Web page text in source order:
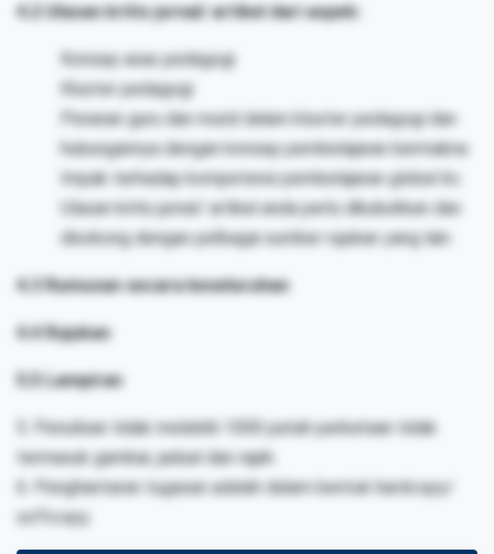
4.2 Ulasan kritis jurnal/ artikel dari aspek:
Konsep asas pedagogi
Kluster pedagogi
Peranan guru dan murid dalam kluster pedagogi dan
hubungannya dengan konsep pembelajaran bermakna
Impak terhadap kompetensi pembelajaran global 6c.
Ulasan kritis jurnal/ artikal anda perlu dikukuhkan dan
disokong dengan pelbagai sumber rujukan yang lain.
4.3 Rumusan secara keseluruhan
4.4 Rujukan
5.5 Lampiran
5. Penulisan tidak melebihi 1000 patah perkataan tidak
termasuk gambar, jadual dan rajah.
6. Penghantaran tugasan adalah dalam bentuk hardcopy/
softcopy.